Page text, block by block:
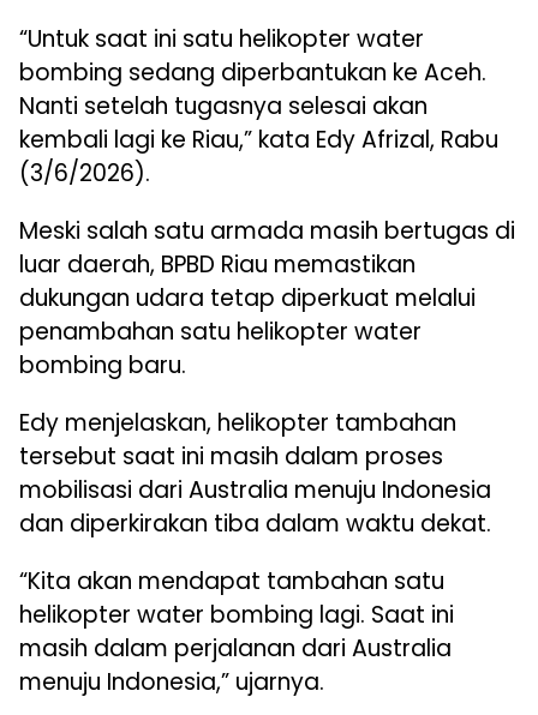
“Untuk saat ini satu helikopter water
bombing sedang diperbantukan ke Aceh.
Nanti setelah tugasnya selesai akan
kembali lagi ke Riau,” kata Edy Afrizal, Rabu
(3/6/2026).
Meski salah satu armada masih bertugas di
luar daerah, BPBD Riau memastikan
dukungan udara tetap diperkuat melalui
penambahan satu helikopter water
bombing baru.
Edy menjelaskan, helikopter tambahan
tersebut saat ini masih dalam proses
mobilisasi dari Australia menuju Indonesia
dan diperkirakan tiba dalam waktu dekat.
“Kita akan mendapat tambahan satu
helikopter water bombing lagi. Saat ini
masih dalam perjalanan dari Australia
menuju Indonesia,” ujarnya.